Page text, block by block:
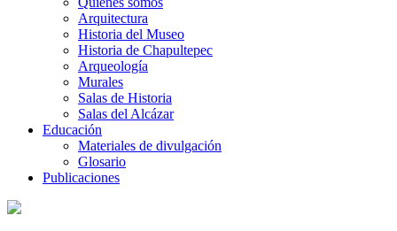
Arquitectura
Historia del Museo
Historia de Chapultepec
Arqueología
Murales
Salas de Historia
Salas del Alcázar
Educación
Materiales de divulgación
Glosario
Publicaciones